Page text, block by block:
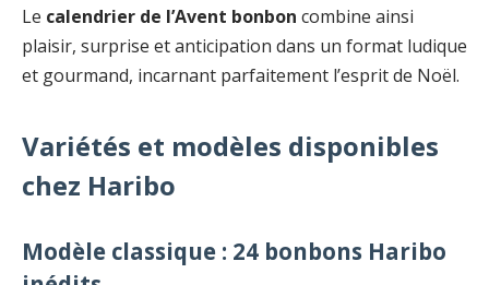
Le calendrier de l’Avent bonbon combine ainsi
plaisir, surprise et anticipation dans un format ludique
et gourmand, incarnant parfaitement l’esprit de Noël.
Variétés et modèles disponibles
chez Haribo
Modèle classique : 24 bonbons Haribo